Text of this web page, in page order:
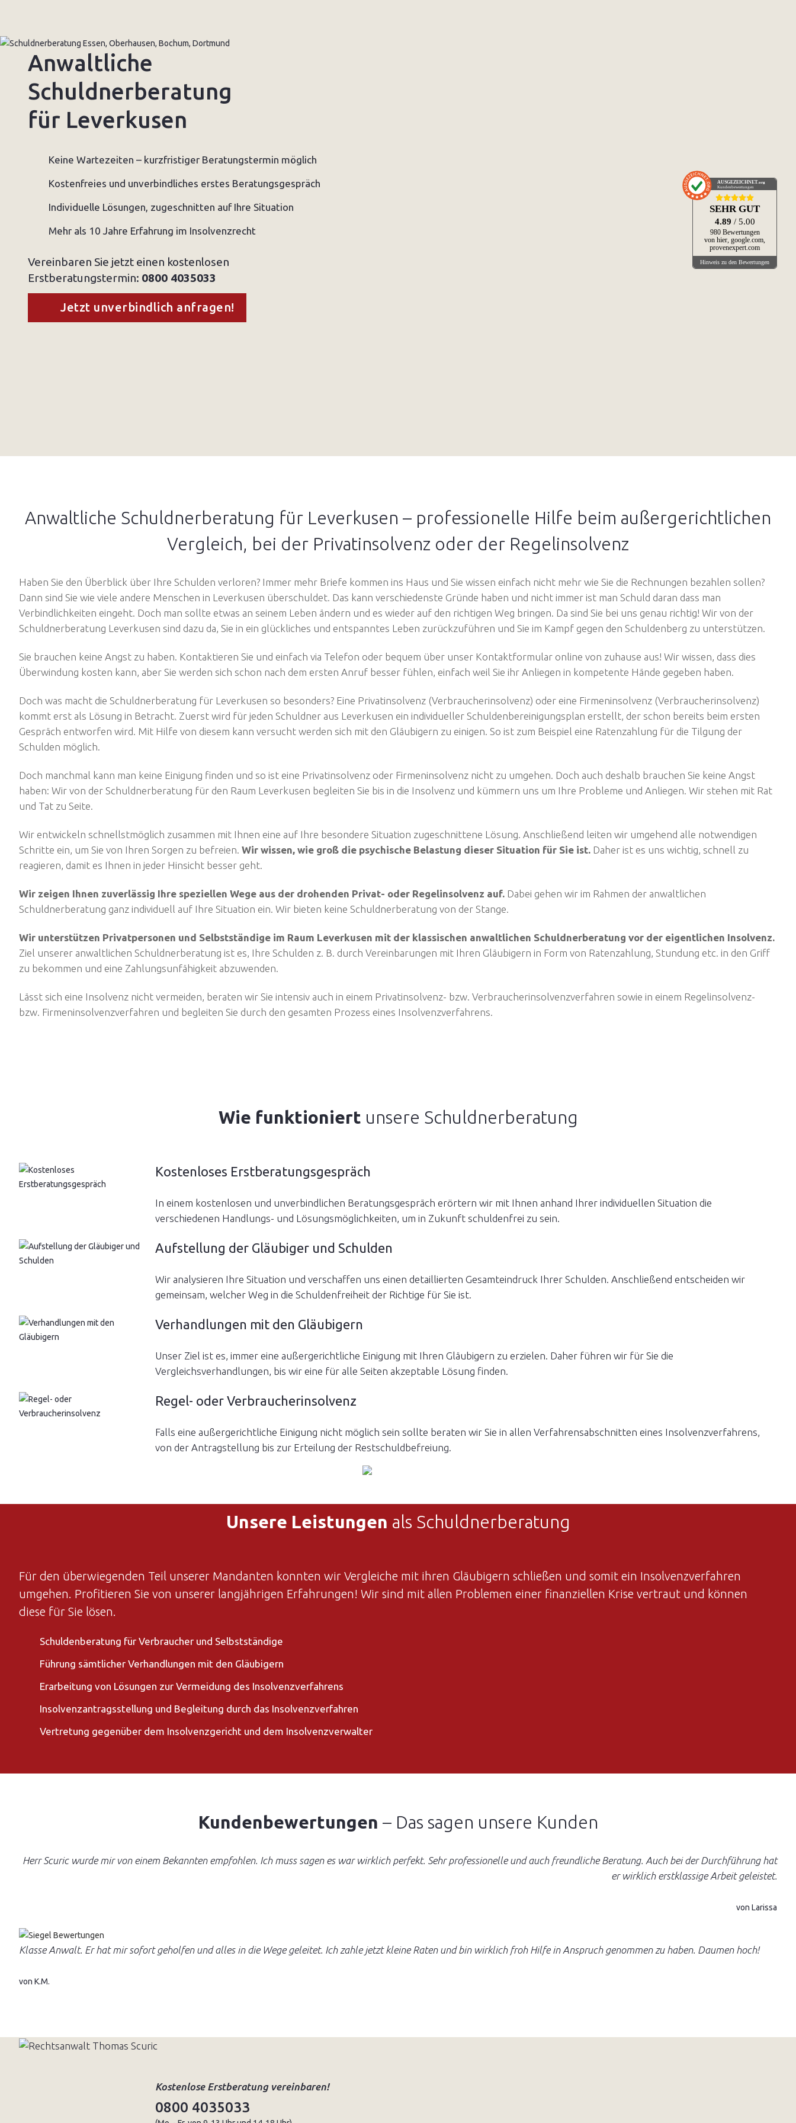
Anwaltliche
Schuldnerberatung
für Leverkusen
Keine Wartezeiten – kurzfristiger Beratungstermin möglich
Kostenfreies und unverbindliches erstes Beratungsgespräch
Individuelle Lösungen, zugeschnitten auf Ihre Situation
Mehr als 10 Jahre Erfahrung im Insolvenzrecht
Vereinbaren Sie jetzt einen kostenlosen
Erstberatungstermin: 0800 4035033
Jetzt unverbindlich anfragen!
AUSGEZEICHNET.org
Kundenbewertungen
SEHR GUT
4.89 / 5.00
980 Bewertungen
von hier, google.com,
provenexpert.com
Hinweis zu den Bewertungen
Anwaltliche Schuldnerberatung für Leverkusen – professionelle Hilfe beim außergerichtlichen
Vergleich, bei der Privatinsolvenz oder der Regelinsolvenz
Haben Sie den Überblick über Ihre Schulden verloren? Immer mehr Briefe kommen ins Haus und Sie wissen einfach nicht mehr wie Sie die Rechnungen bezahlen sollen?
Dann sind Sie wie viele andere Menschen in Leverkusen überschuldet. Das kann verschiedenste Gründe haben und nicht immer ist man Schuld daran dass man
Verbindlichkeiten eingeht. Doch man sollte etwas an seinem Leben ändern und es wieder auf den richtigen Weg bringen. Da sind Sie bei uns genau richtig! Wir von der
Schuldnerberatung Leverkusen sind dazu da, Sie in ein glückliches und entspanntes Leben zurückzuführen und Sie im Kampf gegen den Schuldenberg zu unterstützen.
Sie brauchen keine Angst zu haben. Kontaktieren Sie und einfach via Telefon oder bequem über unser Kontaktformular online von zuhause aus! Wir wissen, dass dies
Überwindung kosten kann, aber Sie werden sich schon nach dem ersten Anruf besser fühlen, einfach weil Sie ihr Anliegen in kompetente Hände gegeben haben.
Doch was macht die Schuldnerberatung für Leverkusen so besonders? Eine Privatinsolvenz (Verbraucherinsolvenz) oder eine Firmeninsolvenz (Verbraucherinsolvenz)
kommt erst als Lösung in Betracht. Zuerst wird für jeden Schuldner aus Leverkusen ein individueller Schuldenbereinigungsplan erstellt, der schon bereits beim ersten
Gespräch entworfen wird. Mit Hilfe von diesem kann versucht werden sich mit den Gläubigern zu einigen. So ist zum Beispiel eine Ratenzahlung für die Tilgung der
Schulden möglich.
Doch manchmal kann man keine Einigung finden und so ist eine Privatinsolvenz oder Firmeninsolvenz nicht zu umgehen. Doch auch deshalb brauchen Sie keine Angst
haben: Wir von der Schuldnerberatung für den Raum Leverkusen begleiten Sie bis in die Insolvenz und kümmern uns um Ihre Probleme und Anliegen. Wir stehen mit Rat
und Tat zu Seite.
Wir entwickeln schnellstmöglich zusammen mit Ihnen eine auf Ihre besondere Situation zugeschnittene Lösung. Anschließend leiten wir umgehend alle notwendigen
Schritte ein, um Sie von Ihren Sorgen zu befreien. Wir wissen, wie groß die psychische Belastung dieser Situation für Sie ist. Daher ist es uns wichtig, schnell zu
reagieren, damit es Ihnen in jeder Hinsicht besser geht.
Wir zeigen Ihnen zuverlässig Ihre speziellen Wege aus der drohenden Privat- oder Regelinsolvenz auf. Dabei gehen wir im Rahmen der anwaltlichen
Schuldnerberatung ganz individuell auf Ihre Situation ein. Wir bieten keine Schuldnerberatung von der Stange.
Wir unterstützen Privatpersonen und Selbstständige im Raum Leverkusen mit der klassischen anwaltlichen Schuldnerberatung vor der eigentlichen Insolvenz.
Ziel unserer anwaltlichen Schuldnerberatung ist es, Ihre Schulden z. B. durch Vereinbarungen mit Ihren Gläubigern in Form von Ratenzahlung, Stundung etc. in den Griff
zu bekommen und eine Zahlungsunfähigkeit abzuwenden.
Lässt sich eine Insolvenz nicht vermeiden, beraten wir Sie intensiv auch in einem Privatinsolvenz- bzw. Verbraucherinsolvenzverfahren sowie in einem Regelinsolvenz-
bzw. Firmeninsolvenzverfahren und begleiten Sie durch den gesamten Prozess eines Insolvenzverfahrens.
Wie funktioniert unsere Schuldnerberatung
Kostenloses Erstberatungsgespräch
In einem kostenlosen und unverbindlichen Beratungsgespräch erörtern wir mit Ihnen anhand Ihrer individuellen Situation die
verschiedenen Handlungs- und Lösungsmöglichkeiten, um in Zukunft schuldenfrei zu sein.
Aufstellung der Gläubiger und Schulden
Wir analysieren Ihre Situation und verschaffen uns einen detaillierten Gesamteindruck Ihrer Schulden. Anschließend entscheiden wir
gemeinsam, welcher Weg in die Schuldenfreiheit der Richtige für Sie ist.
Verhandlungen mit den Gläubigern
Unser Ziel ist es, immer eine außergerichtliche Einigung mit Ihren Gläubigern zu erzielen. Daher führen wir für Sie die
Vergleichsverhandlungen, bis wir eine für alle Seiten akzeptable Lösung finden.
Regel- oder Verbraucherinsolvenz
Falls eine außergerichtliche Einigung nicht möglich sein sollte beraten wir Sie in allen Verfahrensabschnitten eines Insolvenzverfahrens,
von der Antragstellung bis zur Erteilung der Restschuldbefreiung.
Unsere Leistungen als Schuldnerberatung
Für den überwiegenden Teil unserer Mandanten konnten wir Vergleiche mit ihren Gläubigern schließen und somit ein Insolvenzverfahren
umgehen. Profitieren Sie von unserer langjährigen Erfahrungen! Wir sind mit allen Problemen einer finanziellen Krise vertraut und können
diese für Sie lösen.
Schuldenberatung für Verbraucher und Selbstständige
Führung sämtlicher Verhandlungen mit den Gläubigern
Erarbeitung von Lösungen zur Vermeidung des Insolvenzverfahrens
Insolvenzantragsstellung und Begleitung durch das Insolvenzverfahren
Vertretung gegenüber dem Insolvenzgericht und dem Insolvenzverwalter
Kundenbewertungen – Das sagen unsere Kunden
Herr Scuric wurde mir von einem Bekannten empfohlen. Ich muss sagen es war wirklich perfekt. Sehr professionelle und auch freundliche Beratung. Auch bei der Durchführung hat
er wirklich erstklassige Arbeit geleistet.
von Larissa
Klasse Anwalt. Er hat mir sofort geholfen und alles in die Wege geleitet. Ich zahle jetzt kleine Raten und bin wirklich froh Hilfe in Anspruch genommen zu haben. Daumen hoch!
von K.M.
Kostenlose Erstberatung vereinbaren!
0800 4035033